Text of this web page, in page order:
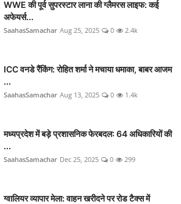
WWE की पूर्व सुपरस्टार लाना की ग्लैमरस लाइफ: कई
अफेयर्स...
SaahasSamachar Aug 25, 2025 0 2.4k
ICC वनडे रैंकिंग: रोहित शर्मा ने मचाया धमाका, बाबर आजम
...
SaahasSamachar Aug 13, 2025 0 1.4k
मध्यप्रदेश में बड़े प्रशासनिक फेरबदल: 64 अधिकारियों की
...
SaahasSamachar Dec 25, 2025 0 299
ग्वालियर व्यापार मेला: वाहन खरीदने पर रोड टैक्स में